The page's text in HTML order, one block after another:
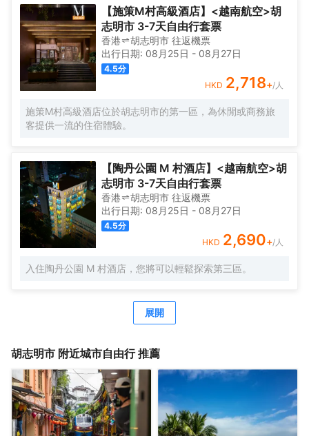
省心。
倘若您在忙碌的一天後想在自己的客房內放鬆，提供拖鞋和
24小時熱水的客房浴室是不錯的選擇。 優美的環境，再搭配
上細緻周到的服務，酒店的休閒區定能滿足您的品質需求。
酒店的會議廳將熱情的服務與專業的素質完美地結合在一
起。提供乾洗服務，為您的旅途省心。
【施策M村高級酒店】<越南航空>胡
志明市 3-7天自由行套票
香港 胡志明市 往返機票
出行日期: 08月25日 - 08月27日
4.5分
HKD 2,718+/人
施策M村高級酒店位於胡志明市的第一區，為休閒或商務旅
客提供一流的住宿體驗。
【陶丹公園 M 村酒店】<越南航空>胡
志明市 3-7天自由行套票
香港 胡志明市 往返機票
出行日期: 08月25日 - 08月27日
4.5分
HKD 2,690+/人
入住陶丹公園 M 村酒店，您將可以輕鬆探索第三區。
展開
胡志明市 附近城市自由行 推薦